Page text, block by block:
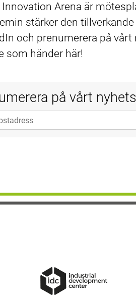
Innovation Arena är
stärker den
och prenumerera på
som händer här!
på vårt